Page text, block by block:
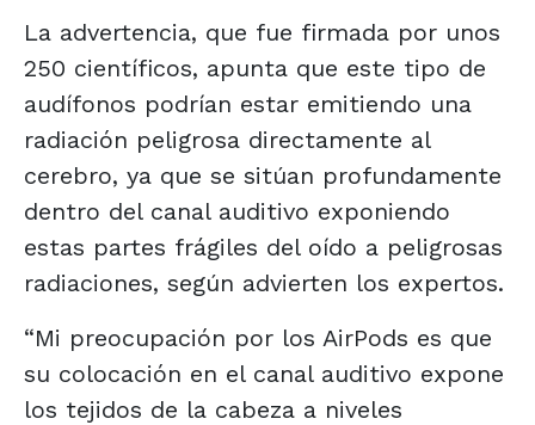
La advertencia, que fue firmada por unos
250 científicos, apunta que este tipo de
audífonos podrían estar emitiendo una
radiación peligrosa directamente al
cerebro, ya que se sitúan profundamente
dentro del canal auditivo exponiendo
estas partes frágiles del oído a peligrosas
radiaciones, según advierten los expertos.
“Mi preocupación por los AirPods es que
su colocación en el canal auditivo expone
los tejidos de la cabeza a niveles